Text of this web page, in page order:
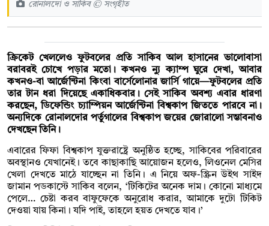
রোনালদো ও সাকিব © সংগৃহীত
ক্রিকেট খেললেও ফুটবলের প্রতি সাকিব আল হাসানের ভালোবাসা
বরাবরই চোখে পড়ার মতো। কখনও ন্যু ক্যাম্প ঘুরে দেখা, আবার
কখনও-বা আর্জেন্টিনা কিংবা বার্সেলোনার জার্সি গায়ে—ফুটবলের প্রতি
তার টান ধরা দিয়েছে একাধিকবার। সেই সাকিব অবশ্য এবার ধারণা
করছেন, ডিফেন্ডিং চ্যাম্পিয়ন আর্জেন্টিনা বিশ্বকাপ জিততে পারবে না।
অন্যদিকে রোনালদোর পর্তুগালের বিশ্বকাপ জয়ের জোরালো সম্ভাবনাও
দেখছেন তিনি।
এবারের ফিফা বিশ্বকাপ যুক্তরাষ্ট্রে অনুষ্ঠিত হচ্ছে, সাকিবের পরিবারের
অবস্থানও যেখানেই। তবে কাছাকাছি আয়োজন হলেও, লিওনেল মেসির
খেলা দেখতে মাঠে যাচ্ছেন না তিনি। এ নিয়ে অফ-স্ক্রিন উইথ সাইদ
জামান পডকাস্টে সাকিব বলেন, ‘টিকিটের অনেক দাম। কোনো মাধ্যমে
পেলে… চেষ্টা করব বাফুফেকে অনুরোধ করার, আমাকে দুটো টিকিট
দেওয়া যায় কিনা। যদি পাই, তাহলে হয়ত দেখতে যাব।’